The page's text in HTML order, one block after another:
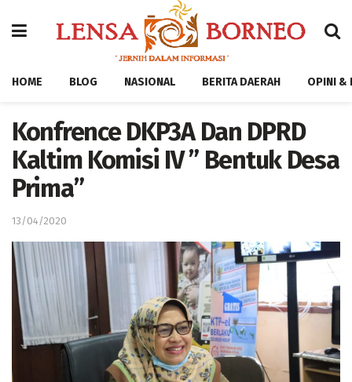
HOME BLOG NASIONAL BERITA DAERAH OPINI &
Konfrence DKP3A Dan DPRD
Kaltim Komisi IV ” Bentuk Desa
Prima”
13/04/2020